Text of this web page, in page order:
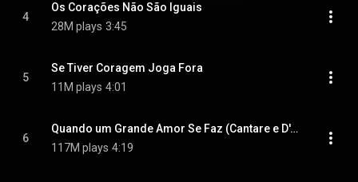
4
Os Corações Não São Iguais
28M plays 3:45
5
Se Tiver Coragem Joga Fora
11M plays 4:01
6
Quando um Grande Amor Se Faz (Cantare e D'Amore)
117M plays 4:19